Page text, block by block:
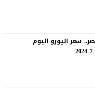
سعر اليورو اليوم